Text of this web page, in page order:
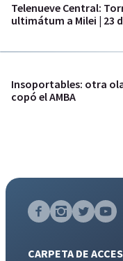
Telenueve Central:
ultimátum a Milei | 23
Insoportables: otra
copó el AMBA
CARPETA DE